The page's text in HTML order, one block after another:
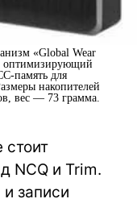
«Global Wear
оптимизирующий
память для
накопителей
вес — 73 грамма.
NCQ и Trim.
записи